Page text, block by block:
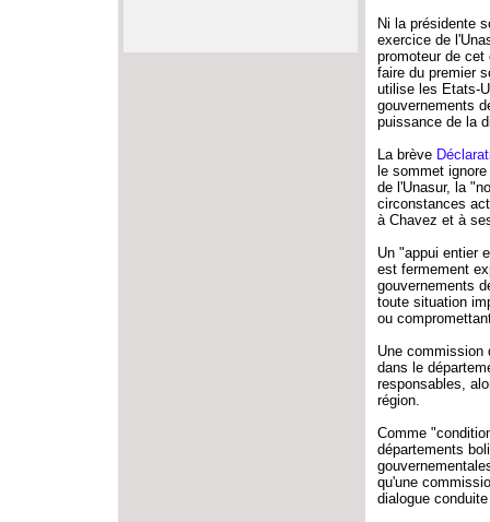
Ni la présidente
exercice de
promoteur de cet
faire du premier
utilise les Etats-
gouvernements
puissance de la
La brève
le sommet
de l'Unasur, la
circonstances
à Chavez et à
Un "appui entier
est fermement
gouvernements
toute situation
ou
Une commission
dans le
responsables,
région.
Comme
départements
qu'une
dialogue